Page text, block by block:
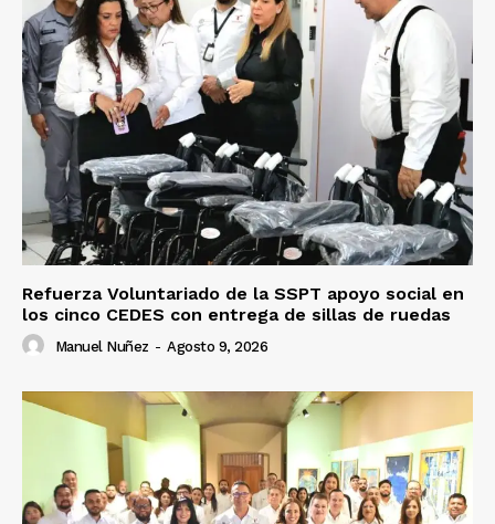
Refuerza Voluntariado de la SSPT apoyo social en
los cinco CEDES con entrega de sillas de ruedas
Manuel Nuñez - Agosto 9, 2026